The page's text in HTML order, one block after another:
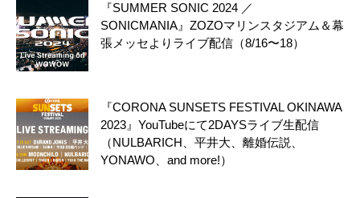
『SUMMER SONIC 2024 ／
SONICMANIA』ZOZOマリンスタジアム＆幕
張メッセよりライブ配信（8/16〜18）
『CORONA SUNSETS FESTIVAL OKINAWA
2023』YouTubeにて2DAYSライブ生配信
（NULBARICH、平井大、離婚伝説、
YONAWO、and more!）